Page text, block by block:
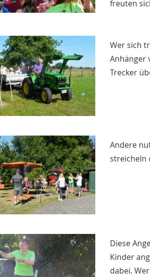
freuten
Wer sich
Anhänger
Trecker
Andere
streicheln
Diese
Kinder
dabei.